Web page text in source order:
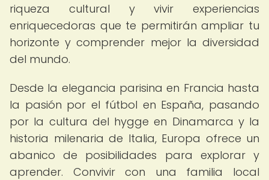
riqueza cultural y vivir experiencias
enriquecedoras que te permitirán ampliar tu
horizonte y comprender mejor la diversidad
del mundo.
Desde la elegancia parisina en Francia hasta
la pasión por el fútbol en España, pasando
por la cultura del hygge en Dinamarca y la
historia milenaria de Italia, Europa ofrece un
abanico de posibilidades para explorar y
aprender. Convivir con una familia local